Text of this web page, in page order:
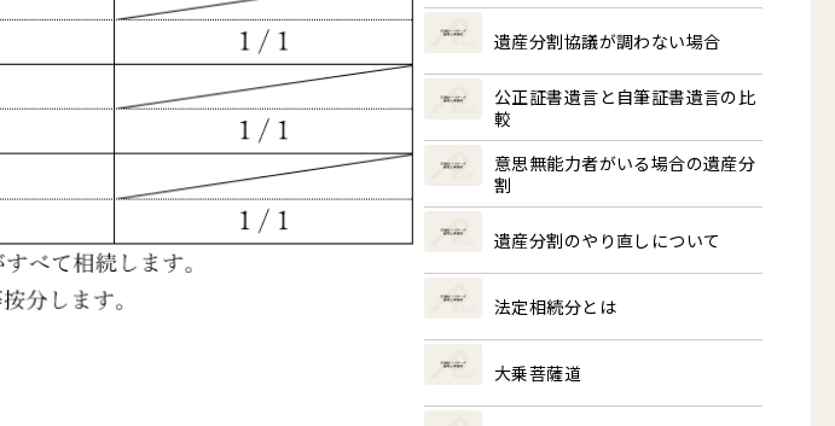
遺産分割協議が調わない場合
公正証書遺言と自筆証書遺言の比
較
意思無能力者がいる場合の遺産分
割
遺産分割のやり直しについて
法定相続分とは
大乗菩薩道